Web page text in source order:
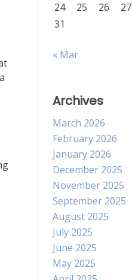
24
25 26 27
31
« Mar
Archives
March 2026
February 2026
January 2026
December 2025
November 2025
September 2025
August 2025
July 2025
June 2025
May 2025